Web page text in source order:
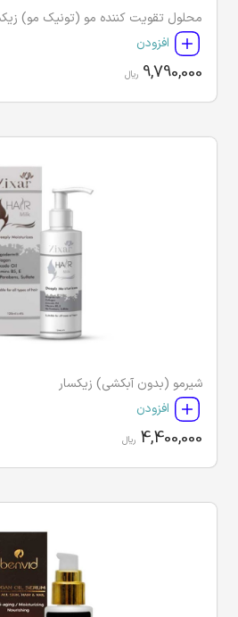
محلول تقویت کننده مو (تونیک مو)
افزودن
9,790,000 ریال
شیرمو (بدون آبکشی) زیکسار
افزودن
4,400,000 ریال